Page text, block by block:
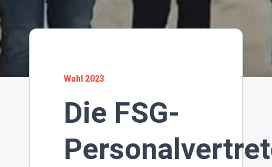
Wahl 2023
Die FSG-